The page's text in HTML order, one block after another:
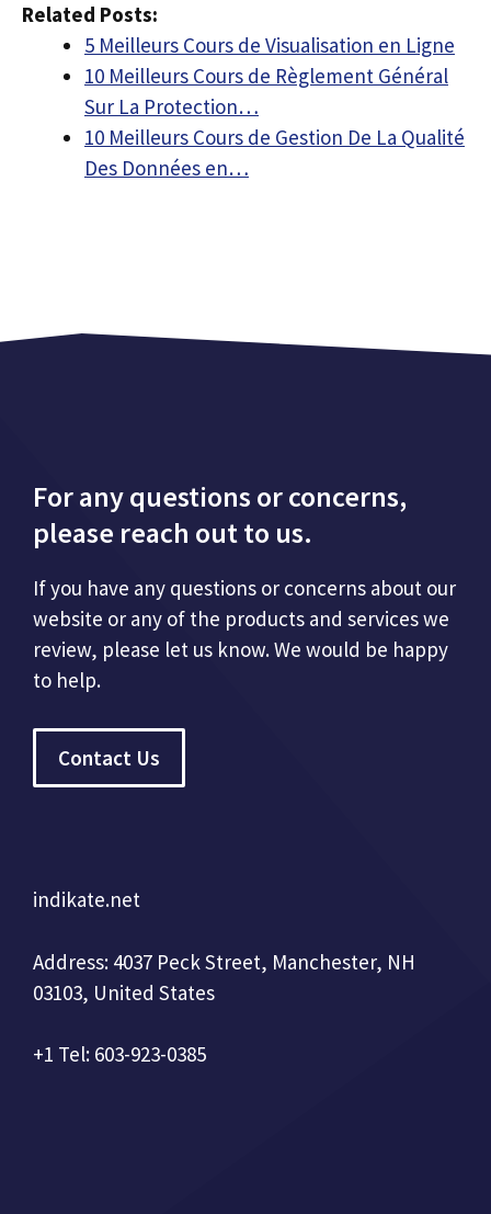
Related Posts:
5 Meilleurs Cours de Visualisation en Ligne
10 Meilleurs Cours de Règlement Général
Sur La Protection…
10 Meilleurs Cours de Gestion De La Qualité
Des Données en…
For any questions or concerns,
please reach out to us.
If you have any questions or concerns about our
website or any of the products and services we
review, please let us know. We would be happy
to help.
Contact Us
indikate.net
Address: 4037 Peck Street, Manchester, NH
03103, United States
+1 Tel: 603-923-0385